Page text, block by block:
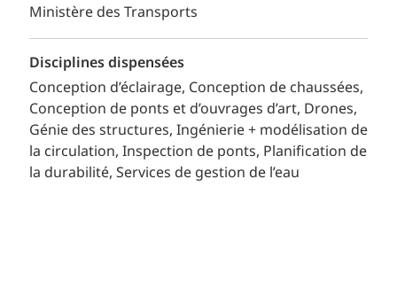
Ministère des Transports
Disciplines dispensées
Conception d’éclairage Conception de chaussées
Conception de ponts et d’ouvrages d’art Drones
Génie des structures Ingénierie + modélisation de
la circulation Inspection de ponts Planification de
la durabilité Services de gestion de l’eau